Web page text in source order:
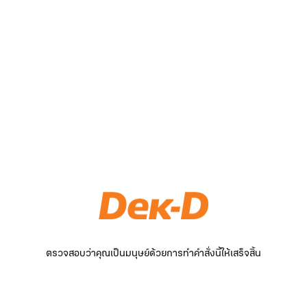
ตรวจสอบว่าคุณเป็นมนุษย์ด้วยการทำคำสั่งนี้ให้เสร็จสิ้น